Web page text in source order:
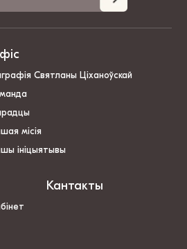
Святланы Ціханоўскай
місія
ініцыятывы
Кантакты